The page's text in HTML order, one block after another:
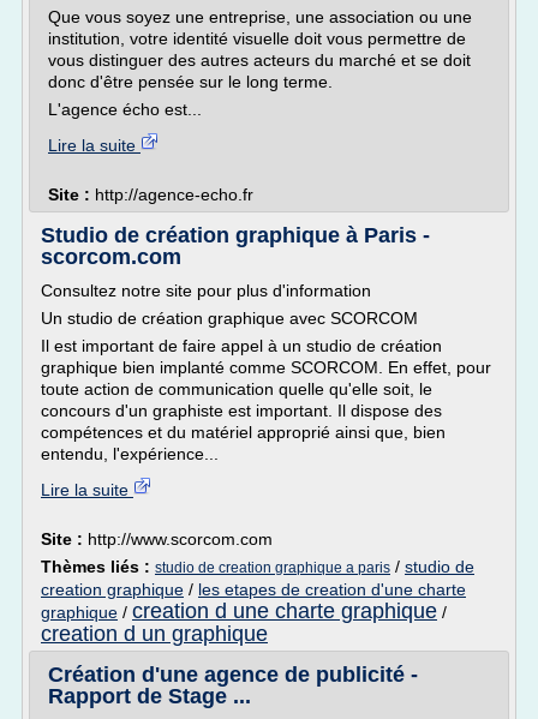
Que vous soyez une entreprise, une association ou une
institution, votre identité visuelle doit vous permettre de
vous distinguer des autres acteurs du marché et se doit
donc d'être pensée sur le long terme.
L'agence écho est...
Lire la suite
Site : http://agence-echo.fr
Studio de création graphique à Paris -
scorcom.com
Consultez notre site pour plus d'information
Un studio de création graphique avec SCORCOM
Il est important de faire appel à un studio de création
graphique bien implanté comme SCORCOM. En effet, pour
toute action de communication quelle qu'elle soit, le
concours d'un graphiste est important. Il dispose des
compétences et du matériel approprié ainsi que, bien
entendu, l'expérience...
Lire la suite
Site : http://www.scorcom.com
Thèmes liés : studio de creation graphique a paris / studio de
creation graphique / les etapes de creation d'une charte
graphique / creation d une charte graphique /
creation d un graphique
Création d'une agence de publicité -
Rapport de Stage ...